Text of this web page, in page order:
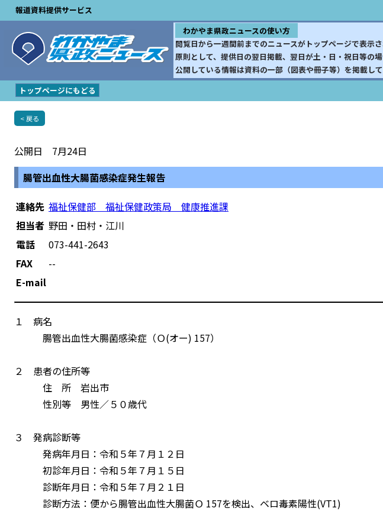
報道資料提供サービス
わかやま県政ニュースの使い方
閲覧日から一週間前までのニュースがトップページで表示さ
原則として、提供日の翌日掲載、翌日が土・日・祝日等の
公開している情報は資料の一部（図表や冊子等）を掲載して
トップページにもどる
< 戻る
公開日 7月24日
腸管出血性大腸菌感染症発生報告
連絡先 福祉保健部 福祉保健政策局 健康推進課
担当者 野田・田村・江川
電話
073-441-2643
FAX
--
E-mail
１ 病名
腸管出血性大腸菌感染症（Ｏ(オー) 157）
２ 患者の住所等
住 所 岩出市
性別等 男性／５０歳代
３ 発病診断等
発病年月日：令和５年７月１２日
初診年月日：令和５年７月１５日
診断年月日：令和５年７月２１日
診断方法：便から腸管出血性大腸菌Ｏ 157を検出、ベロ毒素陽性(VT1)